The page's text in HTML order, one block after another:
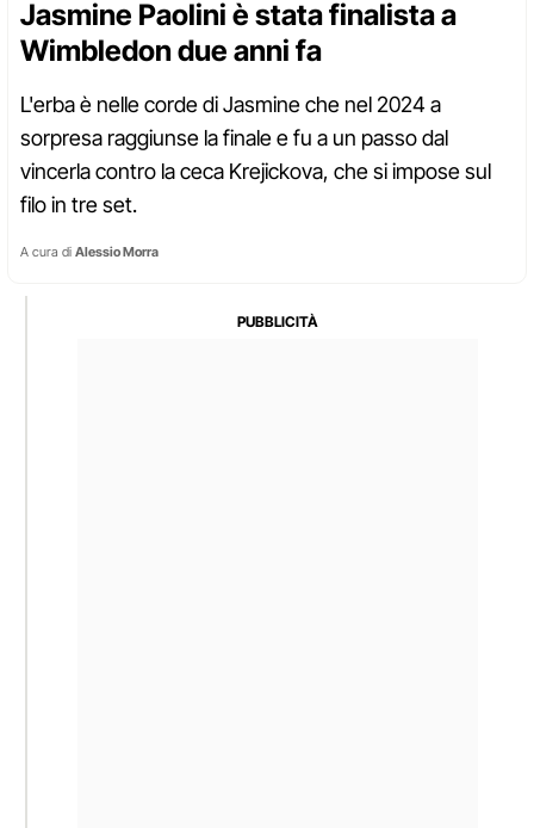
Jasmine Paolini è stata finalista a
Wimbledon due anni fa
L'erba è nelle corde di Jasmine che nel 2024 a
sorpresa raggiunse la finale e fu a un passo dal
vincerla contro la ceca Krejickova, che si impose sul
filo in tre set.
A cura di Alessio Morra